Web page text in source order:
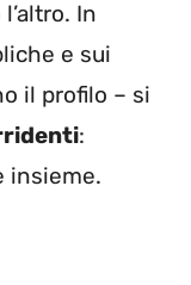
In
e sui
il profilo – si
:
insieme.